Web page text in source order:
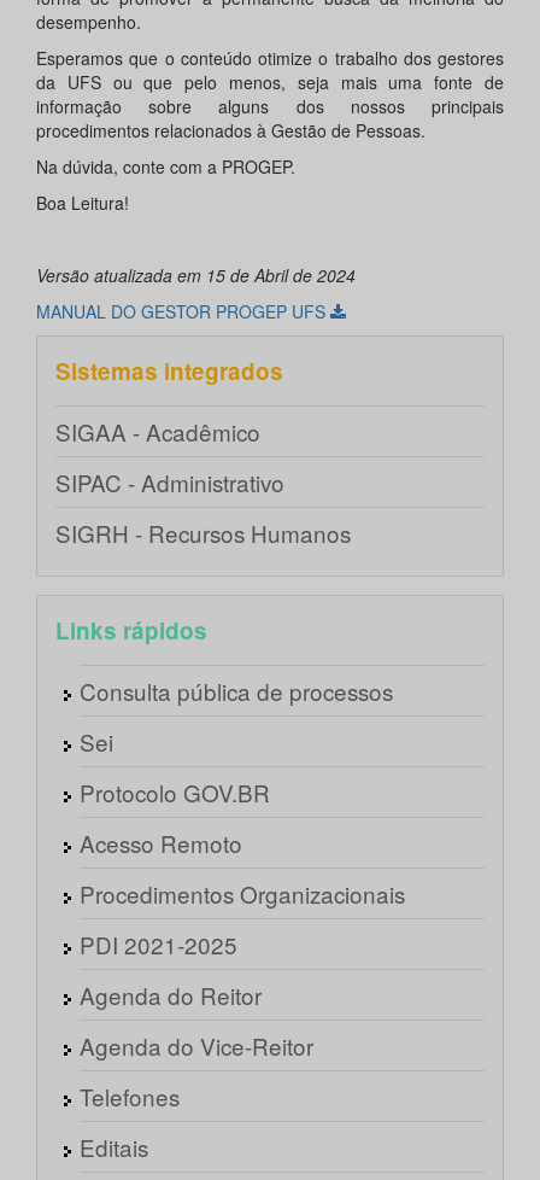
desempenho.
Esperamos que o conteúdo otimize o trabalho dos gestores
da UFS ou que pelo menos, seja mais uma fonte de
informação sobre alguns dos nossos principais
procedimentos relacionados à Gestão de Pessoas.
Na dúvida, conte com a PROGEP.
Boa Leitura!
Versão atualizada em 15 de Abril de 2024
MANUAL DO GESTOR PROGEP UFS
Sistemas integrados
SIGAA - Acadêmico
SIPAC - Administrativo
SIGRH - Recursos Humanos
Links rápidos
Consulta pública de processos
Sei
Protocolo GOV.BR
Acesso Remoto
Procedimentos Organizacionais
PDI 2021-2025
Agenda do Reitor
Agenda do Vice-Reitor
Telefones
Editais